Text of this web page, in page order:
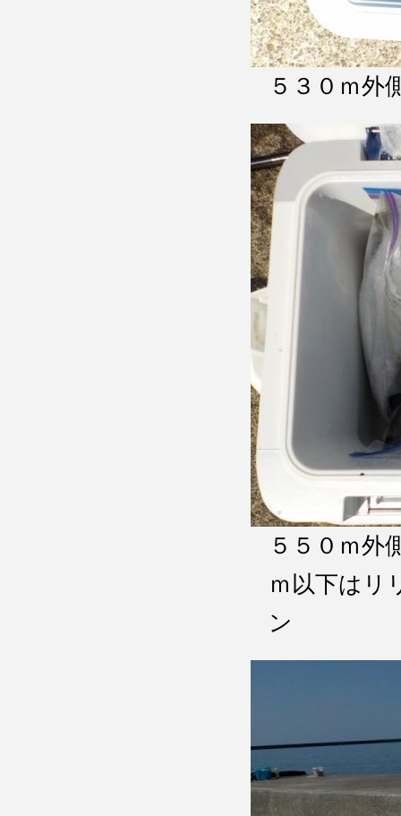
５３０ｍ
５５０ｍ
ｍ以下は
ン